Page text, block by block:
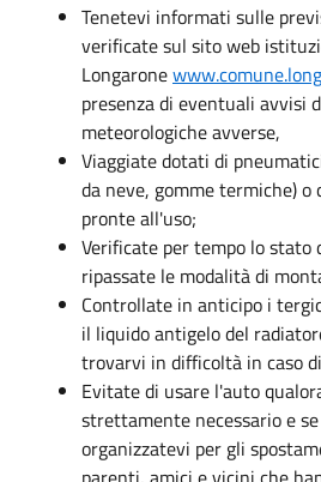
Tenetevi informati sulle
verificate sul sito web
Longarone
presenza di eventuali avvisi
meteorologiche avverse,
Viaggiate dotati di
da neve, gomme termiche) o
pronte all'uso;
Verificate per tempo lo stato
ripassate le modalità di
Controllate in anticipo i
il liquido antigelo del
trovarvi in difficoltà in caso
Evitate di usare l'auto
strettamente necessario e
organizzatevi per gli